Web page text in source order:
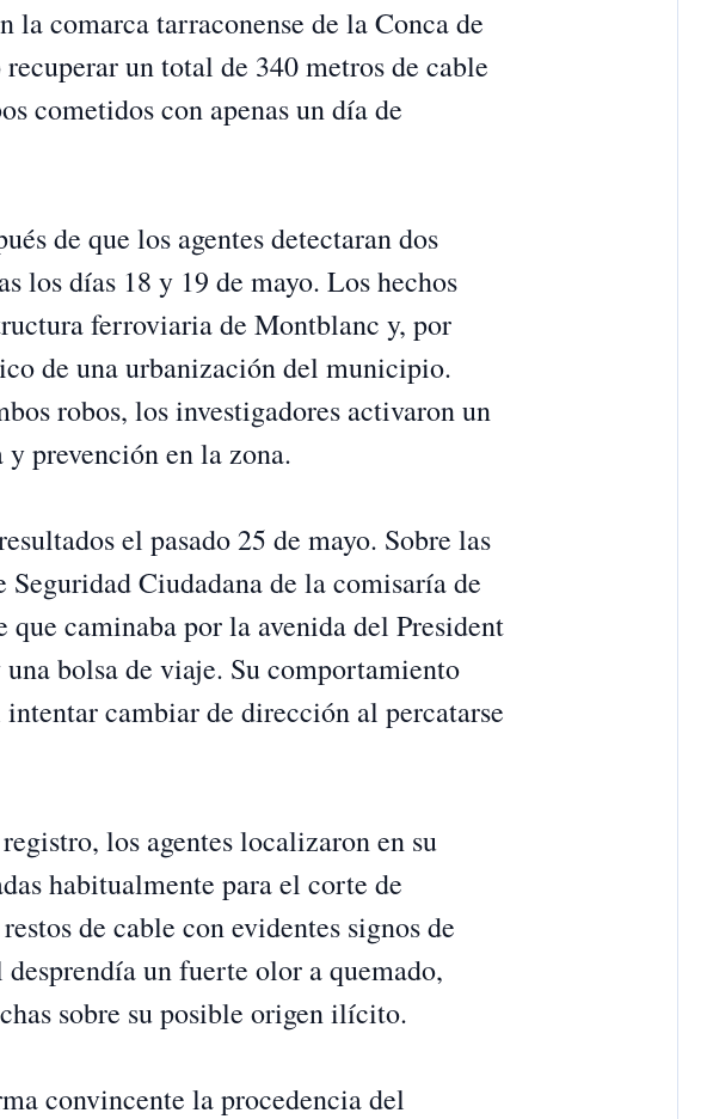
la comarca tarraconense de la Conca de
un total de 340 metros de cable
cometidos con apenas un día de
de que los agentes detectaran dos
los días 18 y 19 de mayo. Los hechos
ferroviaria de Montblanc y, por
de una urbanización del municipio.
robos, los investigadores activaron un
prevención en la zona.
el pasado 25 de mayo. Sobre las
Seguridad Ciudadana de la comisaría de
caminaba por la avenida del President
bolsa de viaje. Su comportamiento
cambiar de dirección al percatarse
los agentes localizaron en su
habitualmente para el corte de
de cable con evidentes signos de
un fuerte olor a quemado,
sobre su posible origen ilícito.
convincente la procedencia del